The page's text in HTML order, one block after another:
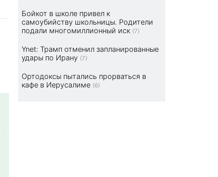
Бойкот в школе привел к
самоубийству школьницы. Родители
подали многомиллионный иск (7)
Ynet: Трамп отменил запланированные
удары по Ирану (7)
Ортодоксы пытались прорваться в
кафе в Иерусалиме (6)